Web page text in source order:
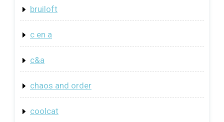
bruiloft
c en a
c&a
chaos and order
coolcat